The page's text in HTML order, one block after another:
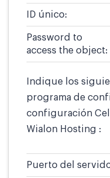
ID único:
Password to
access the object:
Indique los
programa de
configuración
Wialon Hosting :
Puerto del